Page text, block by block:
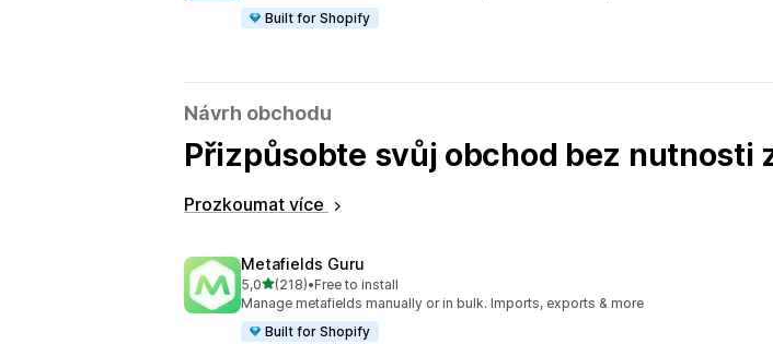
Built for Shopify
Návrh obchodu
Přizpůsobte svůj obchod bez nutnosti
Prozkoumat více
Metafields Guru
5,0z 5 hvězd
(218)
Celkový počet recenzí: 218
•Free to install
Manage metafields manually or in bulk. Imports, exports & more
Built for Shopify